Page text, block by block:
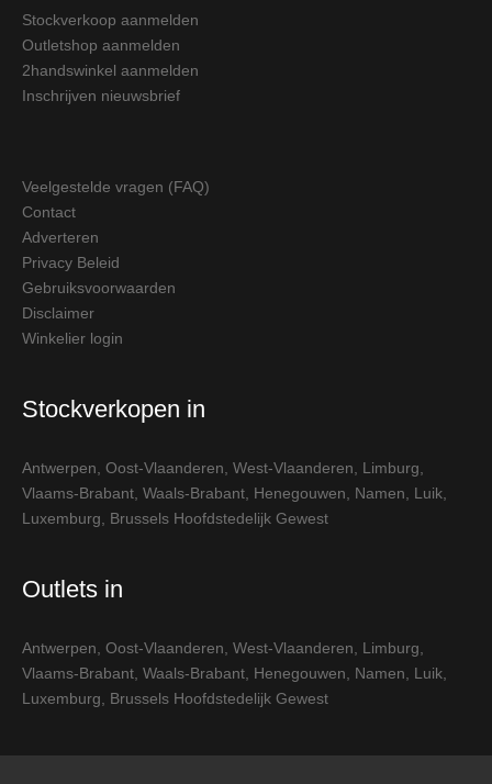
Stockverkoop aanmelden
Outletshop aanmelden
2handswinkel aanmelden
Inschrijven nieuwsbrief
Veelgestelde vragen (FAQ)
Contact
Adverteren
Privacy Beleid
Gebruiksvoorwaarden
Disclaimer
Winkelier login
Stockverkopen in
Antwerpen Oost-Vlaanderen West-Vlaanderen Limburg
Vlaams-Brabant Waals-Brabant Henegouwen Namen Luik
Luxemburg
Brussels Hoofdstedelijk Gewest
Outlets in
Antwerpen Oost-Vlaanderen West-Vlaanderen Limburg
Vlaams-Brabant Waals-Brabant Henegouwen Namen Luik
Luxemburg
Brussels Hoofdstedelijk Gewest